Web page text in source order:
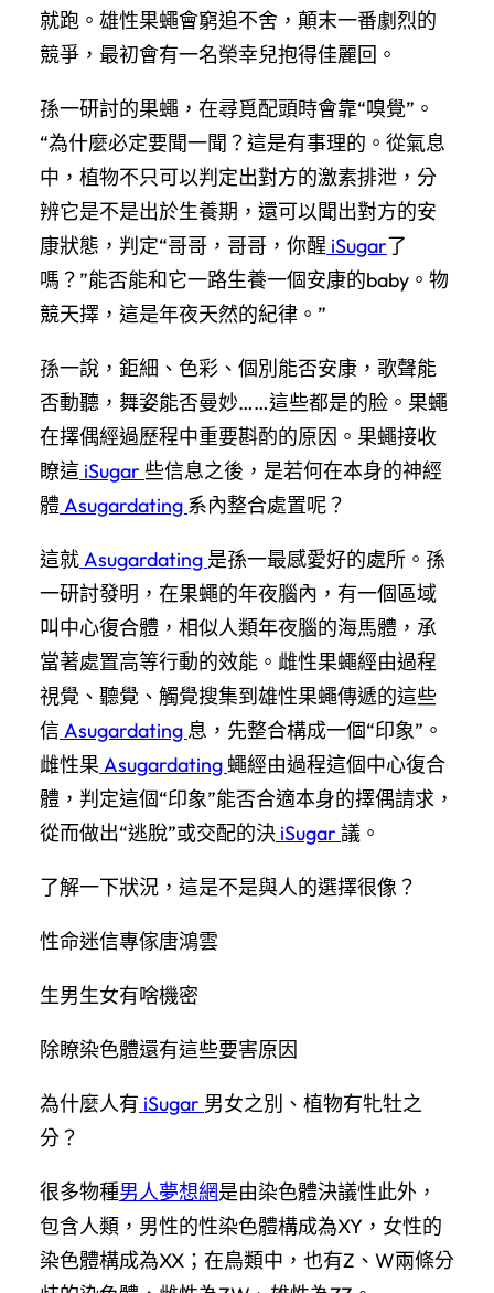
就跑。雄性果蠅會窮追不舍，顛末一番劇烈的
競爭，最初會有一名榮幸兒抱得佳麗回。
孫一研討的果蠅，在尋覓配頭時會靠“嗅覺”。
“為什麼必定要聞一聞？這是有事理的。從氣息
中，植物不只可以判定出對方的激素排泄，分
辨它是不是出於生養期，還可以聞出對方的安
康狀態，判定“哥哥，哥哥，你醒 iSugar了
嗎？”能否能和它一路生養一個安康的baby。物
競天擇，這是年夜天然的紀律。”
孫一說，鉅細、色彩、個別能否安康，歌聲能
否動聽，舞姿能否曼妙……這些都是的脸。果蠅
在擇偶經過歷程中重要斟酌的原因。果蠅接收
瞭這 iSugar 些信息之後，是若何在本身的神經
體Asugardating 系內整合處置呢？
這就Asugardating 是孫一最感愛好的處所。孫
一研討發明，在果蠅的年夜腦內，有一個區域
叫中心復合體，相似人類年夜腦的海馬體，承
當著處置高等行動的效能。雌性果蠅經由過程
視覺、聽覺、觸覺搜集到雄性果蠅傳遞的這些
信 Asugardating 息，先整合構成一個“印象”。
雌性果 Asugardating蠅經由過程這個中心復合
體，判定這個“印象”能否合適本身的擇偶請求，
從而做出“逃脫”或交配的決 iSugar 議。
了解一下狀況，這是不是與人的選擇很像？
性命迷信專傢唐鴻雲
生男生女有啥機密
除瞭染色體還有這些要害原因
為什麼人有 iSugar 男女之別、植物有牝牡之
分？
很多物種男人夢想網是由染色體決議性此外，
包含人類，男性的性染色體構成為XY，女性的
染色體構成為XX；在鳥類中，也有Z、W兩條分